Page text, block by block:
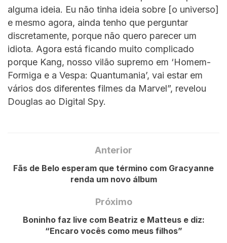
alguma ideia. Eu não tinha ideia sobre [o universo]
e mesmo agora, ainda tenho que perguntar
discretamente, porque não quero parecer um
idiota. Agora está ficando muito complicado
porque Kang, nosso vilão supremo em ‘Homem-
Formiga e a Vespa: Quantumania’, vai estar em
vários dos diferentes filmes da Marvel”, revelou
Douglas ao Digital Spy.
Anterior
Fãs de Belo esperam que término com Gracyanne
renda um novo álbum
Próximo
Boninho faz live com Beatriz e Matteus e diz:
“Encaro vocês como meus filhos”